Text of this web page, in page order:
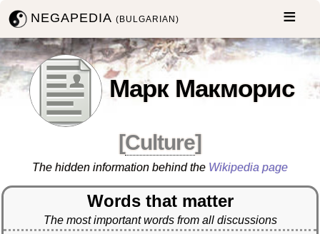
NEGAPEDIA(BULGARIAN)
Марк Макморис
[Culture]
The hidden information behind the Wikipedia page
Words that matter
The most important words from all discussions